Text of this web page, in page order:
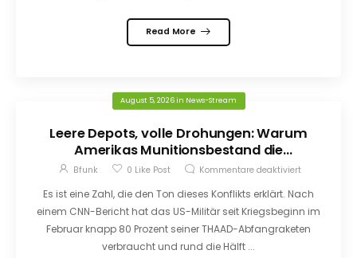
Read More
August 5, 2026in News-Stream
Leere Depots, volle Drohungen: Warum
Amerikas Munitionsbestand die
Verhandlungen prägt
Bfunk 0 Like Post Kommentare deaktiviert
Es ist eine Zahl, die den Ton dieses Konflikts erklärt. Nach
einem CNN-Bericht hat das US-Militär seit Kriegsbeginn im
Februar knapp 80 Prozent seiner THAAD-Abfangraketen
verbraucht und rund die Hälft ...